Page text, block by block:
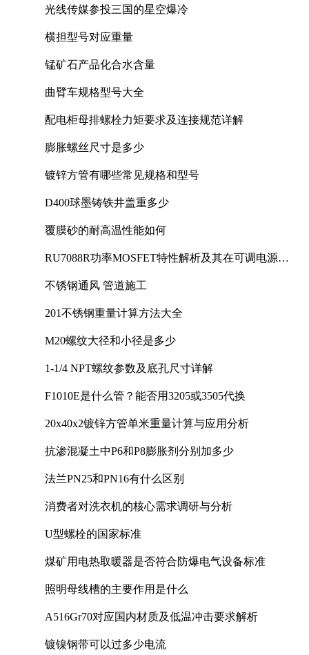
光线传媒参投三国的星空爆冷
横担型号对应重量
锰矿石产品化合水含量
曲臂车规格型号大全
配电柜母排螺栓力矩要求及连接规范详解
膨胀螺丝尺寸是多少
镀锌方管有哪些常见规格和型号
D400球墨铸铁井盖重多少
覆膜砂的耐高温性能如何
RU7088R功率MOSFET特性解析及其在可调电源设
不锈钢通风 管道施工
201不锈钢重量计算方法大全
M20螺纹大径和小径是多少
1-1/4 NPT螺纹参数及底孔尺寸详解
F1010E是什么管？能否用3205或3505代换
20x40x2镀锌方管单米重量计算与应用分析
抗渗混凝土中P6和P8膨胀剂分别加多少
法兰PN25和PN16有什么区别
消费者对洗衣机的核心需求调研与分析
U型螺栓的国家标准
煤矿用电热取暖器是否符合防爆电气设备标准
照明母线槽的主要作用是什么
A516Gr70对应国内材质及低温冲击要求解析
镀镍钢带可以过多少电流